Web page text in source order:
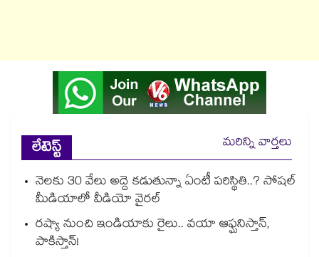
లేటెస్ట్
మరిన్ని వార్తలు
నెలకు 30 వేలు అద్దె కడుతున్నా ఏంటీ పరిస్థితి..? సోషల్
మీడియాలో వీడియో వైరల్
రష్యా నుంచి ఇండియాకు రైలు.. వయా ఆఫ్ఘనిస్తాన్,
పాకిస్తాన్!